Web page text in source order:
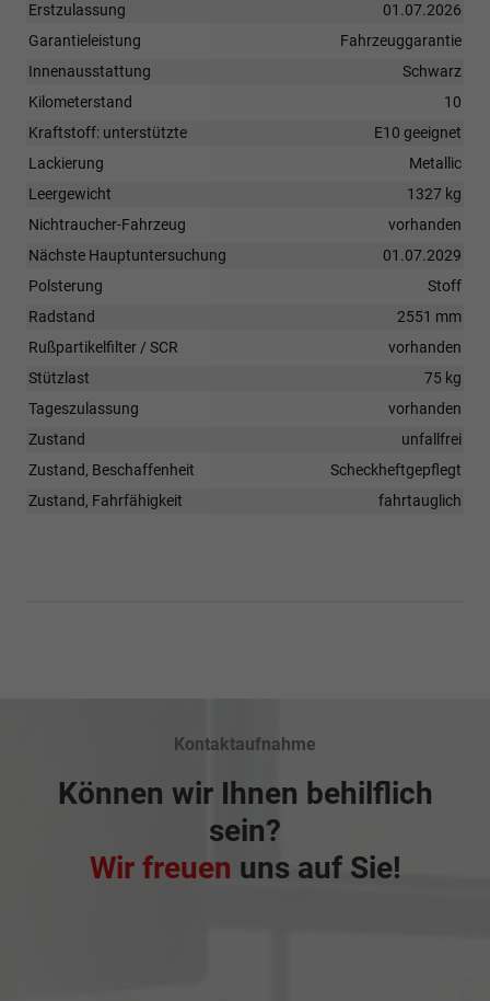
Erstzulassung
01.07.2026
Garantieleistung
Fahrzeuggarantie
Innenausstattung
Schwarz
Kilometerstand
10
Kraftstoff: unterstützte
E10 geeignet
Lackierung
Metallic
Leergewicht
1327 kg
Nichtraucher-Fahrzeug
vorhanden
Nächste Hauptuntersuchung
01.07.2029
Polsterung
Stoff
Radstand
2551 mm
Rußpartikelfilter / SCR
vorhanden
Stützlast
75 kg
Tageszulassung
vorhanden
Zustand
unfallfrei
Zustand, Beschaffenheit
Scheckheftgepflegt
Zustand, Fahrfähigkeit
fahrtauglich
Kontaktaufnahme
Können wir Ihnen behilflich
sein?
Wir freuen uns auf Sie!